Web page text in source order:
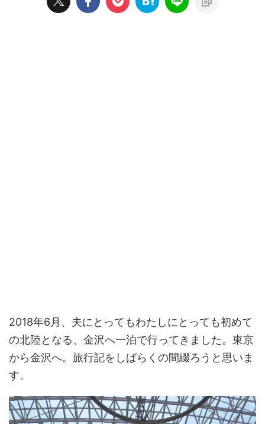
2018年6月、夫にとってもわたしにとっても初めて
の北陸となる、金沢へ一泊で行ってきました。東京
から金沢へ。旅行記をしばらくの間綴ろうと思いま
す。